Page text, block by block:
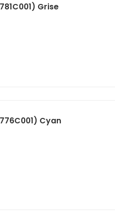
Grise
Cyan